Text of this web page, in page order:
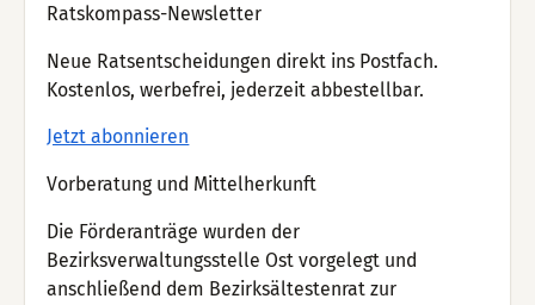
Ratskompass-Newsletter
Neue Ratsentscheidungen direkt ins Postfach.
Kostenlos, werbefrei, jederzeit abbestellbar.
Jetzt abonnieren
Vorberatung und Mittelherkunft
Die Förderanträge wurden der
Bezirksverwaltungsstelle Ost vorgelegt und
anschließend dem Bezirksältestenrat zur